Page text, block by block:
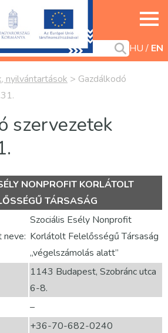
HU EN
nyilvántartások > Gazdálkodó
szervezetek
NONPROFIT KORLÁTOLT
TÁRSASÁG
neve:
Szociális Esély Nonprofit
Korlátolt Felelősségű Társaság
„végelszámolás alatt”
1143 Budapest, Szobránc utca
6-8.
–
+36-70-682-0240